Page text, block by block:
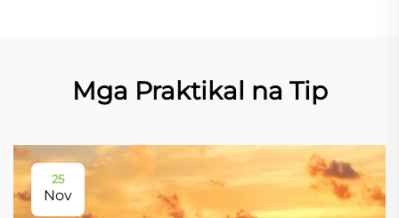
Mga Praktikal na Tip
25
Nov